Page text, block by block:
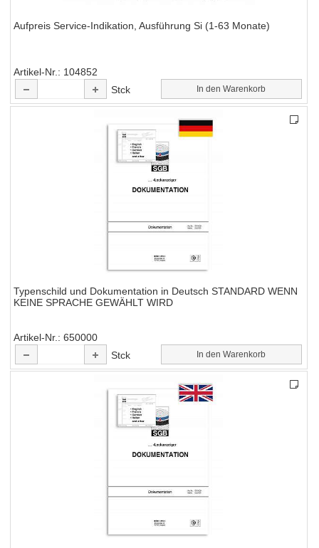
Aufpreis Service-Indikation, Ausführung Si (1-63 Monate)
Artikel-Nr.
104852
Stck
In den Warenkorb
Typenschild und Dokumentation in Deutsch STANDARD WENN
KEINE SPRACHE GEWÄHLT WIRD
Artikel-Nr.
650000
Stck
In den Warenkorb